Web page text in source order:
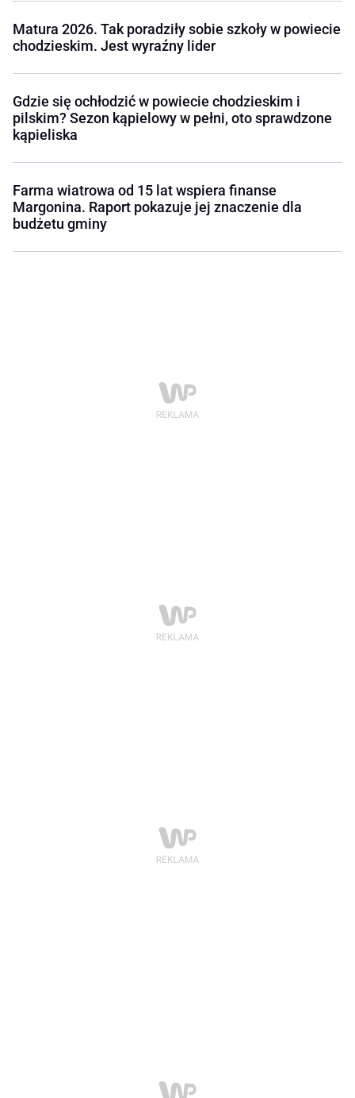
Matura 2026. Tak poradziły sobie szkoły w powiecie
chodzieskim. Jest wyraźny lider
Gdzie się ochłodzić w powiecie chodzieskim i
pilskim? Sezon kąpielowy w pełni, oto sprawdzone
kąpieliska
Farma wiatrowa od 15 lat wspiera finanse
Margonina. Raport pokazuje jej znaczenie dla
budżetu gminy